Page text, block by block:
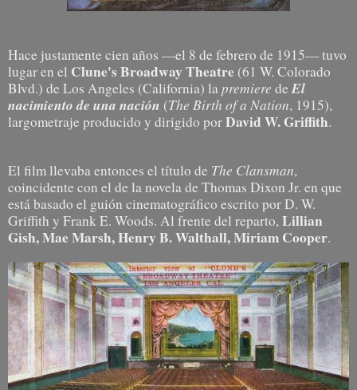
Hace justamente cien años —el 8 de febrero de 1915— tuvo
lugar en el Clune's Broadway Theatre (61 W. Colorado
Blvd.) de Los Angeles (California) lapremiere deEl
nacimiento de una nación (The Birth of a Nation, 1915),
largometraje producido y dirigido porDavid W. Griffith.
El film llevaba entonces el título de The Clansman,
coincidente con el de la novela de Thomas Dixon Jr. en que
está basado el guión cinematográfico escrito por D. W.
Griffith y Frank E. Woods. Al frente del reparto,Lillian
Gish, Mae Marsh, Henry B. Walthall, Miriam Cooper.